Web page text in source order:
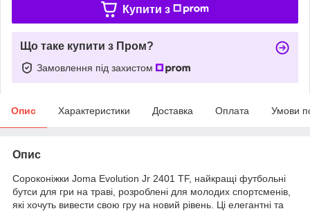
Купити з
Що таке купити з Пром?
Замовлення під захистом
Опис Характеристики Доставка Оплата Умови
Опис
Сороконіжки Joma Evolution Jr 2401 TF, найкращі футбольні
бутси для гри на траві, розроблені для молодих спортсменів,
які хочуть вивести свою гру на новий рівень. Ці елегантні та